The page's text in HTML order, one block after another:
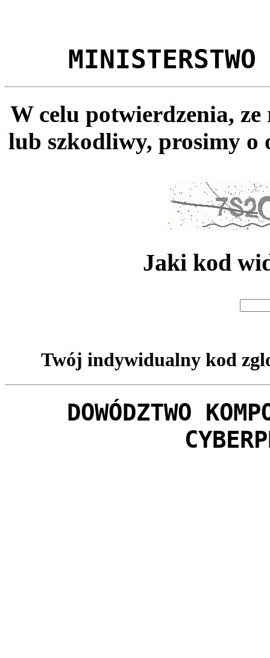
MINISTERSTWO
W celu potwierdzenia,
lub szkodliwy, prosimy o
Jaki kod
Twój indywidualny kod
DOWÓDZTWO